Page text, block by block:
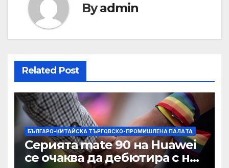
Byadmin
Related Post
БЪЛГАРО-КИТАЙСКА ТЪРГОВСКО-ПРОМИШЛЕНА ПАЛAТА
Серията mate 90 на Huawei
се очаква да дебютира с нов